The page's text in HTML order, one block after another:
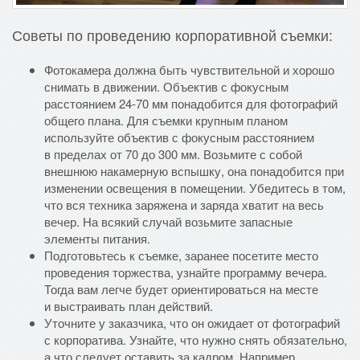
Советы по проведению корпоративной съемки:
Фотокамера должна быть чувствительной и хорошо
снимать в движении. Объектив с фокусным
расстоянием 24-70 мм понадобится для фотографий
общего плана. Для съемки крупным планом
используйте объектив с фокусным расстоянием
в пределах от 70 до 300 мм. Возьмите с собой
внешнюю накамерную вспышку, она понадобится при
изменении освещения в помещении. Убедитесь в том,
что вся техника заряжена и заряда хватит на весь
вечер. На всякий случай возьмите запасные
элементы питания.
Подготовьтесь к съемке, заранее посетите место
проведения торжества, узнайте программу вечера.
Тогда вам легче будет ориентироваться на месте
и выстраивать план действий.
Уточните у заказчика, что он ожидает от фотографий
с корпоратива. Узнайте, что нужно снять обязательно,
а что следует оставить за кадром. Например,